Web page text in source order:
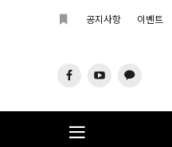
공지사항 이벤트